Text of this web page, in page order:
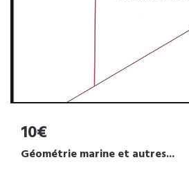
10€
Géométrie marine et autres...